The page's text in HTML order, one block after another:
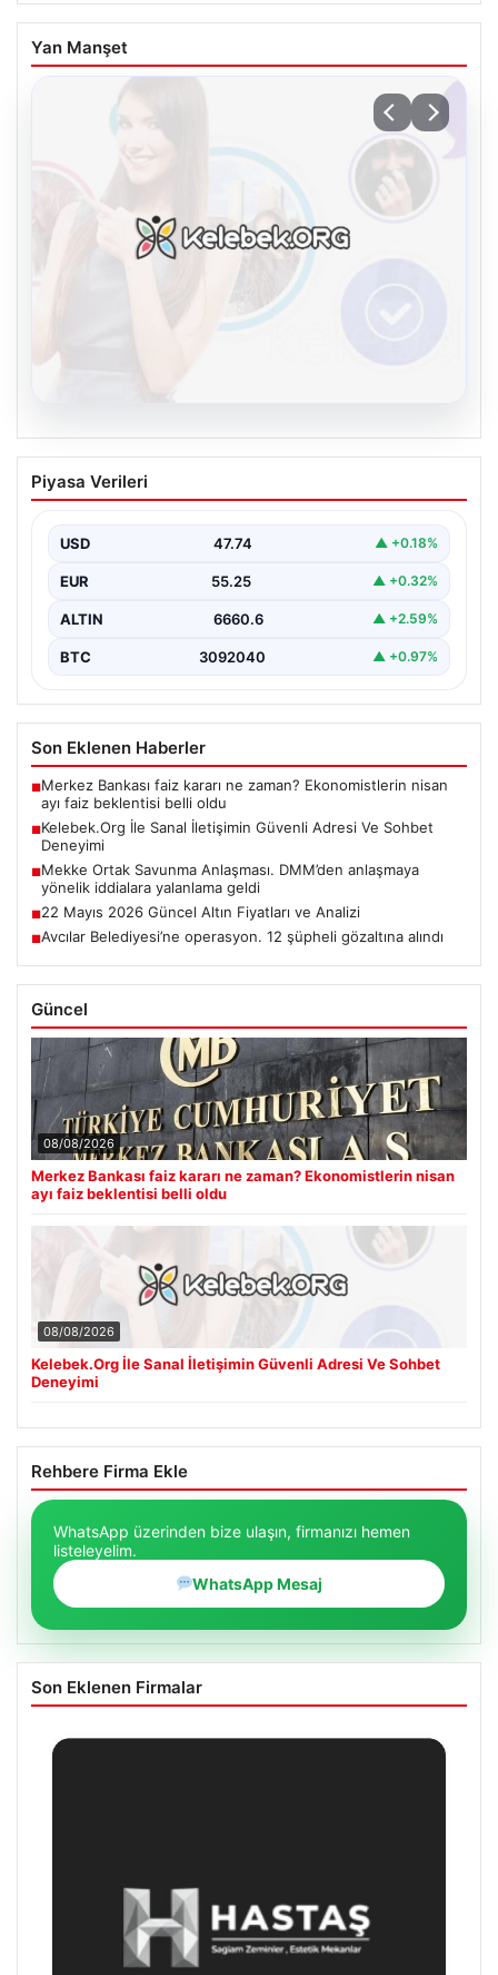
Yan Manşet
Kelebek.Org İle Sanal İletişimin Güvenli
Adresi Ve Sohbet Deneyimi
kurması kritik bir değer ifade etmektedir. Halen…
Piyasa Verileri
USD 47.74 ▲ +0.18%
EUR 55.25 ▲ +0.32%
ALTIN 6660.6 ▲ +2.59%
BTC 3092040 ▲ +0.97%
Son Eklenen Haberler
■Merkez Bankası faiz kararı ne zaman? Ekonomistlerin nisan
ayı faiz beklentisi belli oldu
■Kelebek.Org İle Sanal İletişimin Güvenli Adresi Ve Sohbet
Deneyimi
■Mekke Ortak Savunma Anlaşması. DMM’den anlaşmaya
yönelik iddialara yalanlama geldi
■22 Mayıs 2026 Güncel Altın Fiyatları ve Analizi
■Avcılar Belediyesi’ne operasyon. 12 şüpheli gözaltına alındı
Güncel
08/08/2026
Merkez Bankası faiz kararı ne zaman? Ekonomistlerin nisan
ayı faiz beklentisi belli oldu
08/08/2026
Kelebek.Org İle Sanal İletişimin Güvenli Adresi Ve Sohbet
Deneyimi
Rehbere Firma Ekle
WhatsApp üzerinden bize ulaşın, firmanızı hemen
listeleyelim.
WhatsApp Mesaj
Son Eklenen Firmalar